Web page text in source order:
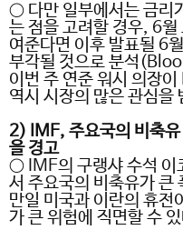
○ 다만 일부에서는 금리
는 점을 고려할 경우, 6월
여준다면 이후 발표될 6
부각될 것으로 분석
이번 주 연준 워시 의장이
역시 시장의 많은 관심을
2) IMF, 주요국의 비축유
을 경고
○ IMF의 구랭샤 수석 이
서 주요국의 비축유가 큰
만일 미국과 이란의 휴전
가 큰 위험에 직면할 수